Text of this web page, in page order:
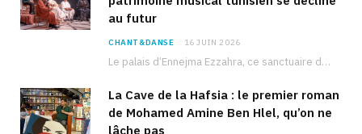
au futur
CHANT&DANSE 16 JUIN 2026
Le palais d’Ennejma Ezzahra, ce sanctuaire de la musique tunisienne et méditerranéenne construit par le…
La Cave de la Hafsia : le premier roman
de Mohamed Amine Ben Hlel, qu’on ne
lâche pas